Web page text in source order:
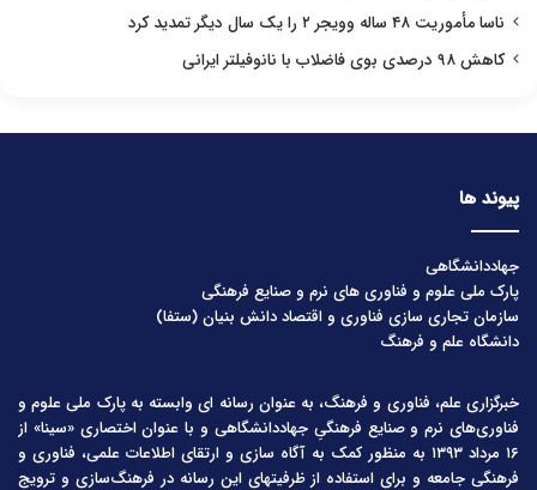
ناسا مأموریت ۴۸ ساله وویجر ۲ را یک سال دیگر تمدید کرد
کاهش ۹۸ درصدی بوی فاضلاب با نانوفیلتر ایرانی
پیوند ها
جهاددانشگاهی
پارک ملی علوم و فناوری های نرم و صنایع فرهنگی
سازمان تجاری سازی فناوری و اقتصاد دانش بنیان (ستفا)
دانشگاه علم و فرهنگ
خبرگزاری علم، فناوری و فرهنگ، به عنوان رسانه ای وابسته به پارک ملی علوم و
فناوری‌های نرم و صنایع فرهنگیِ جهاددانشگاهی و با عنوان اختصاری «سینا» از
۱۶ مرداد ۱۳۹۳ به منظور کمک به آگاه سازی و ارتقای اطلاعات علمی، فناوری و
فرهنگی جامعه و برای استفاده از ظرفیتهای این رسانه در فرهنگ‌سازی و ترویج